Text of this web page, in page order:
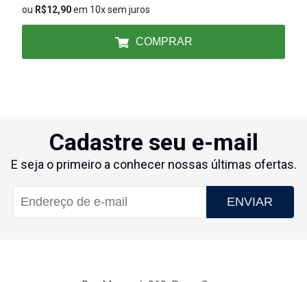
ou R$12,90em 10x sem juros
COMPRAR
Cadastre seu e-mail
E seja o primeiro a conhecer nossas últimas ofertas.
ENVIAR